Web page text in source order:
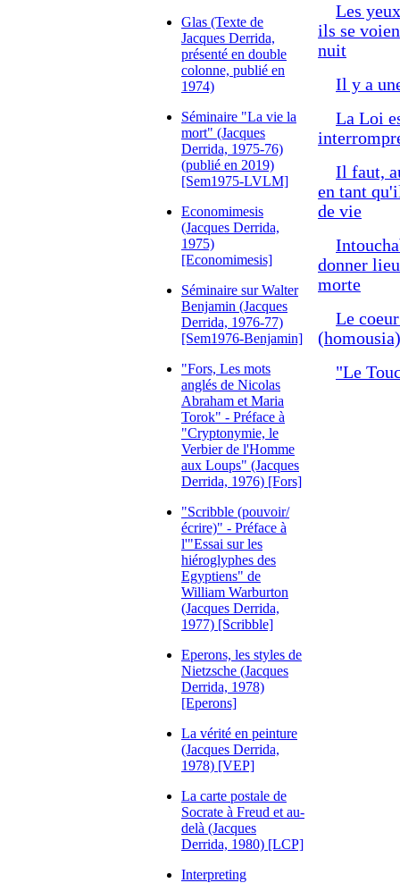
Glas (Texte de
Jacques Derrida,
présenté en double
colonne, publié en
1974)
Séminaire "La vie la
mort" (Jacques
Derrida, 1975-76)
(publié en 2019)
[Sem1975-LVLM]
Economimesis
(Jacques Derrida,
1975)
[Economimesis]
Séminaire sur Walter
Benjamin (Jacques
Derrida, 1976-77)
[Sem1976-Benjamin]
"Fors, Les mots
anglés de Nicolas
Abraham et Maria
Torok" - Préface à
"Cryptonymie, le
Verbier de l'Homme
aux Loups" (Jacques
Derrida, 1976) [Fors]
"Scribble (pouvoir/
écrire)" - Préface à
l'"Essai sur les
hiéroglyphes des
Egyptiens" de
William Warburton
(Jacques Derrida,
1977) [Scribble]
Eperons, les styles de
Nietzsche (Jacques
Derrida, 1978)
[Eperons]
La vérité en peinture
(Jacques Derrida,
1978) [VEP]
La carte postale de
Socrate à Freud et au-
delà (Jacques
Derrida, 1980) [LCP]
Interpreting
Les
ils se
nuit
Il y a
La Loi
Il faut,
en tant
de vie
donner
morte
Le
"Le